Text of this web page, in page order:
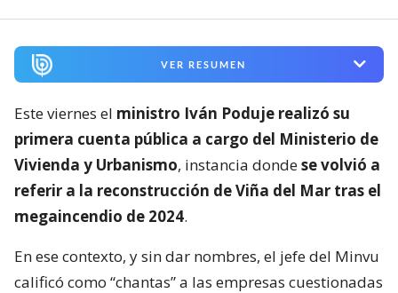
VER RESUMEN
Este viernes el ministro Iván Poduje realizó su
primera cuenta pública a cargo del Ministerio de
Vivienda y Urbanismo, instancia dondese volvió a
referir a la reconstrucción de Viña del Mar tras el
megaincendio de 2024.
En ese contexto, y sin dar nombres, el jefe del Minvu
calificó como “chantas” a las empresas cuestionadas